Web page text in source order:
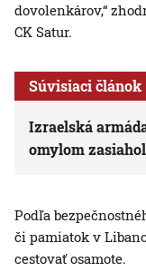
dovolenkárov,“
CK Satur.
Súvisiaci článok
Izraelská
omylom
Podľa
či pamiatok v
cestovať osamote.